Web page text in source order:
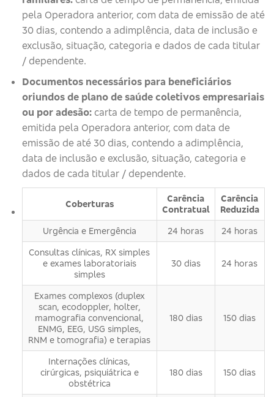
pela Operadora anterior, com data de emissão de até
30 dias, contendo a adimplência, data de inclusão e
exclusão, situação, categoria e dados de cada titular
/ dependente.
Documentos necessários para beneficiários
oriundos de plano de saúde coletivos empresariais
ou por adesão:carta de tempo de permanência,
emitida pela Operadora anterior, com data de
emissão de até 30 dias, contendo a adimplência,
data de inclusão e exclusão, situação, categoria e
dados de cada titular / dependente.
Coberturas
Carência
Contratual
Carência
Reduzida
Urgência e Emergência 24 horas 24 horas
Consultas clínicas, RX simples
e exames laboratoriais
simples
30 dias 24 horas
Exames complexos (duplex
scan, ecodoppler, holter,
mamografia convencional,
ENMG, EEG, USG simples,
RNM e tomografia) e terapias
180 dias 150 dias
Internações clínicas,
cirúrgicas, psiquiátrica e
obstétrica
180 dias 150 dias